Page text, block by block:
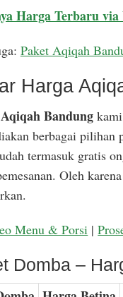
Harga Terbaru
Paket Aqiqah
Harga
Bandungkami
berbagai pilihan
termasuk gratis
Oleh
Menu & Porsi |
Domba –